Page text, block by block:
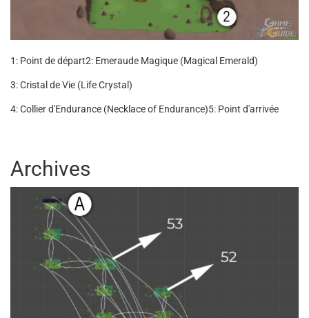
1: Point de départ2: Emeraude Magique (Magical Emerald)
3: Cristal de Vie (Life Crystal)
4: Collier d'Endurance (Necklace of Endurance)5: Point d'arrivée
Archives